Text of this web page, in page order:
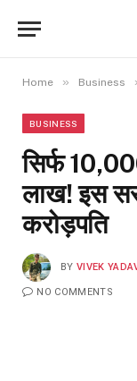
Home » Business
BUSINESS
सिर्फ
लाख! इस
करोड़पति
BY VIVEK
NO COMMENTS